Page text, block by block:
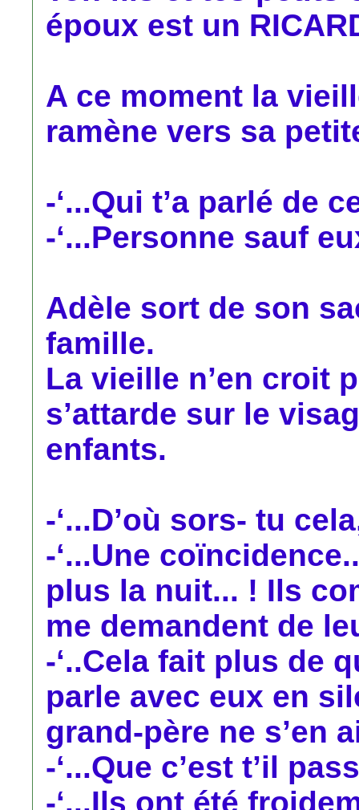
époux est un
A ce moment la
ramène vers sa
-‘...Qui t’a parlé de
-‘...Personne sauf
Adèle sort de son
famille.
La vieille n’en croit
s’attarde sur le
enfants.
-‘...D’où sors- tu
-‘...Une
plus la nuit... ! Ils
me demandent de
-‘..Cela fait plus de
parle avec eux en
grand-père ne s’en
-‘...Que c’est t’il
-‘...Ils ont été